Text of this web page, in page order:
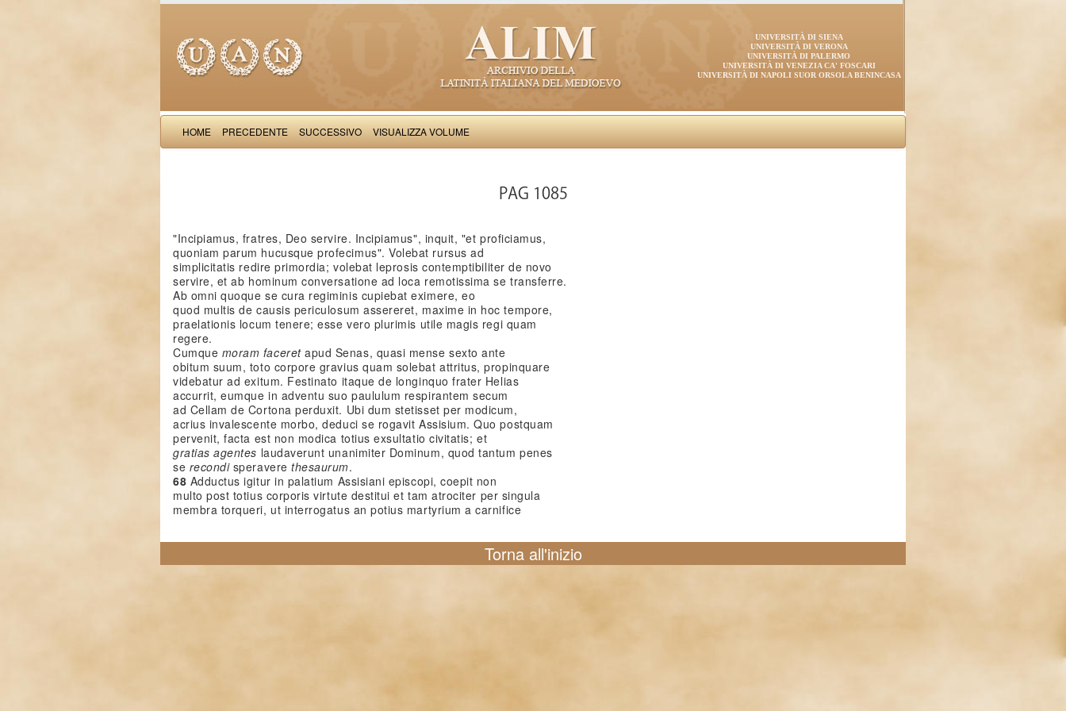
UNIVERSITÀ DI SIENA
UNIVERSITÀ DI VERONA
UNIVERSITÀ DI PALERMO
UNIVERSITÀ DI VENEZIA CA' FOSCARI
UNIVERSITÀ DI NAPOLI SUOR ORSOLA BENINCASA
HOME PRECEDENTE SUCCESSIVO VISUALIZZA VOLUME
PAG 1085
"Incipiamus, fratres, Deo servire. Incipiamus", inquit, "et proficiamus,
quoniam parum hucusque profecimus". Volebat rursus ad
simplicitatis redire primordia; volebat leprosis contemptibiliter de novo
servire, et ab hominum conversatione ad loca remotissima se transferre.
Ab omni quoque se cura regiminis cupiebat eximere, eo
quod multis de causis periculosum assereret, maxime in hoc tempore,
praelationis locum tenere; esse vero plurimis utile magis regi quam
regere.
Cumque moram faceretapud Senas, quasi mense sexto ante
obitum suum, toto corpore gravius quam solebat attritus, propinquare
videbatur ad exitum. Festinato itaque de longinquo frater Helias
accurrit, eumque in adventu suo paululum respirantem secum
ad Cellam de Cortona perduxit. Ubi dum stetisset per modicum,
acrius invalescente morbo, deduci se rogavit Assisium. Quo postquam
pervenit, facta est non modica totius exsultatio civitatis; et
gratias agentes laudaverunt unanimiter Dominum, quod tantum penes
se recondisperaverethesaurum.
68 Adductus igitur in palatium Assisiani episcopi, coepit non
multo post totius corporis virtute destitui et tam atrociter per singula
membra torqueri, ut interrogatus an potius martyrium a carnifice
Torna all'inizio